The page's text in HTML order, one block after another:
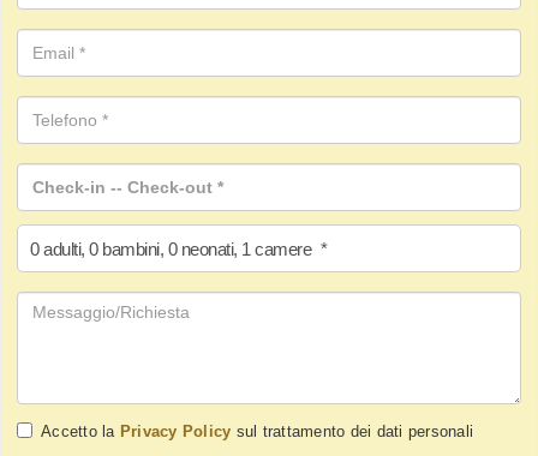
0 adulti, 0 bambini, 0 neonati, 1 camere *
Accetto la Privacy Policy sul trattamento dei dati personali